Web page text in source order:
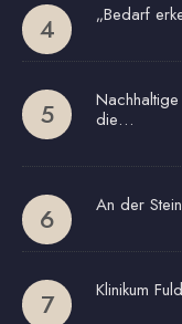
„Bedarf
die…
An der
Klinikum